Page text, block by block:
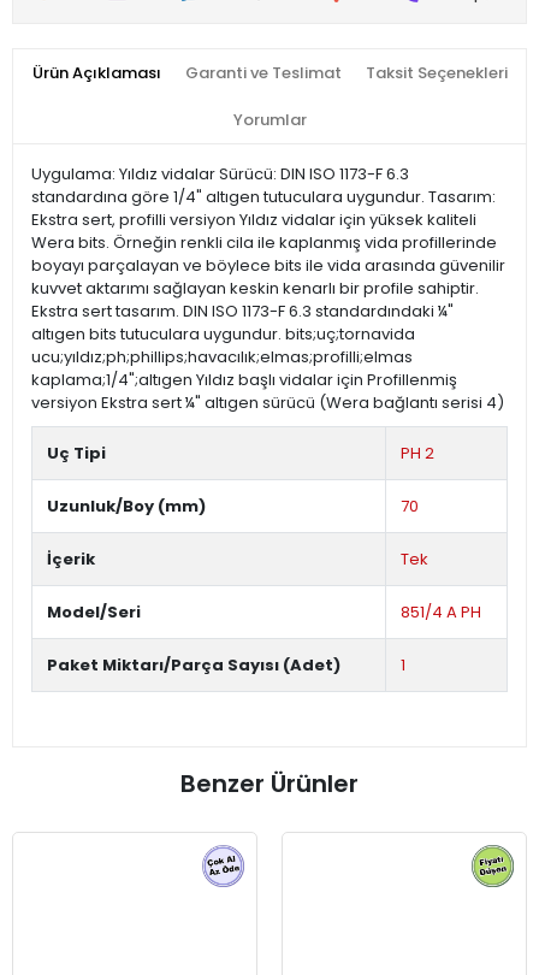
Ürün Açıklaması Garanti ve Teslimat Taksit Seçenekleri
Yorumlar
Uygulama: Yıldız vidalar Sürücü: DIN ISO 1173-F 6.3
standardına göre 1/4" altıgen tutuculara uygundur. Tasarım:
Ekstra sert, profilli versiyon Yıldız vidalar için yüksek kaliteli
Wera bits. Örneğin renkli cila ile kaplanmış vida profillerinde
boyayı parçalayan ve böylece bits ile vida arasında güvenilir
kuvvet aktarımı sağlayan keskin kenarlı bir profile sahiptir.
Ekstra sert tasarım. DIN ISO 1173-F 6.3 standardındaki ¼"
altıgen bits tutuculara uygundur. bits;uç;tornavida
ucu;yıldız;ph;phillips;havacılık;elmas;profilli;elmas
kaplama;1/4";altıgen Yıldız başlı vidalar için Profillenmiş
versiyon Ekstra sert ¼" altıgen sürücü (Wera bağlantı serisi 4)
Uç Tipi PH 2
Uzunluk/Boy (mm) 70
İçerik Tek
Model/Seri 851/4 A PH
Paket Miktarı/Parça Sayısı (Adet) 1
Benzer Ürünler